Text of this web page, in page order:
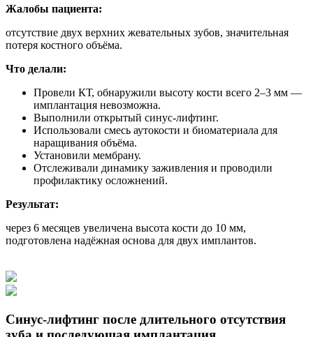
Жалобы пациента:
отсутствие двух верхних жевательных зубов, значительная
потеря костного объёма.
Что делали:
Провели КТ, обнаружили высоту кости всего 2–3 мм —
имплантация невозможна.
Выполнили открытый синус-лифтинг.
Использовали смесь аутокости и биоматериала для
наращивания объёма.
Установили мембрану.
Отслеживали динамику заживления и проводили
профилактику осложнений.
Результат:
через 6 месяцев увеличена высота кости до 10 мм,
подготовлена надёжная основа для двух имплантов.
Синус-лифтинг после длительного отсутствия